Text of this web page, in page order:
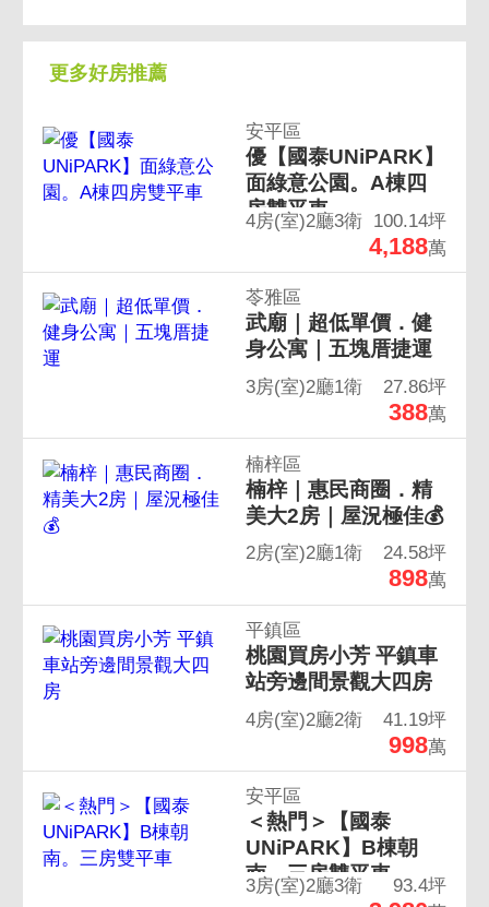
更多好房推薦
安平區
優【國泰UNiPARK】
面綠意公園。A棟四
房雙平車
4房(室)2廳3衛 100.14坪
4,188萬
苓雅區
武廟｜超低單價．健
身公寓｜五塊厝捷運
3房(室)2廳1衛 27.86坪
388萬
楠梓區
楠梓｜惠民商圈．精
美大2房｜屋況極佳💰
2房(室)2廳1衛 24.58坪
898萬
平鎮區
桃園買房小芳 平鎮車
站旁邊間景觀大四房
4房(室)2廳2衛 41.19坪
998萬
安平區
＜熱門＞【國泰
UNiPARK】B棟朝
南。三房雙平車
3房(室)2廳3衛 93.4坪